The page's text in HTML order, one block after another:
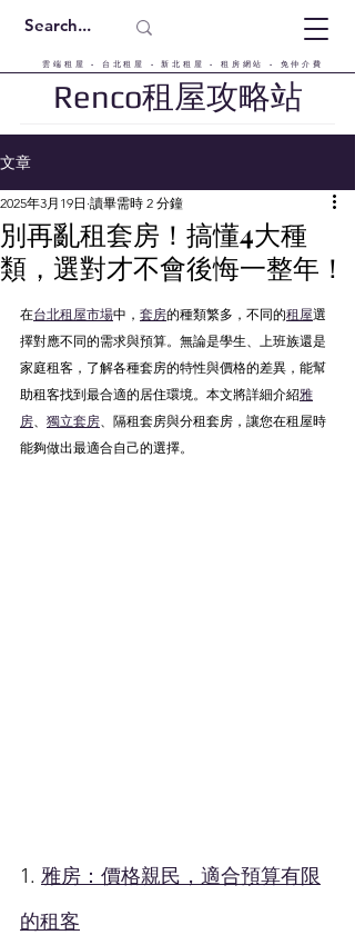
雲端租屋 - 台北租屋 - 新北租屋 - 租房網站 - 免仲介費
Renco租屋攻略站
文章
別再亂租套房！搞懂4大種
類，選對才不會後悔一整年！
2025年3月19日 讀畢需時 2 分鐘
在台北租屋市場中， 套房的種類繁多，不同的租屋選
擇對應不同的需求與預算。無論是學生、上班族還是
家庭租客，了解各種套房的特性與價格的差異，能幫
助租客找到最合適的居住環境。本文將詳細介紹雅
房、 獨立套房、隔租套房與分租套房，讓您在租屋時
能夠做出最適合自己的選擇。
1. 雅房：價格親民，適合預算有限
的租客